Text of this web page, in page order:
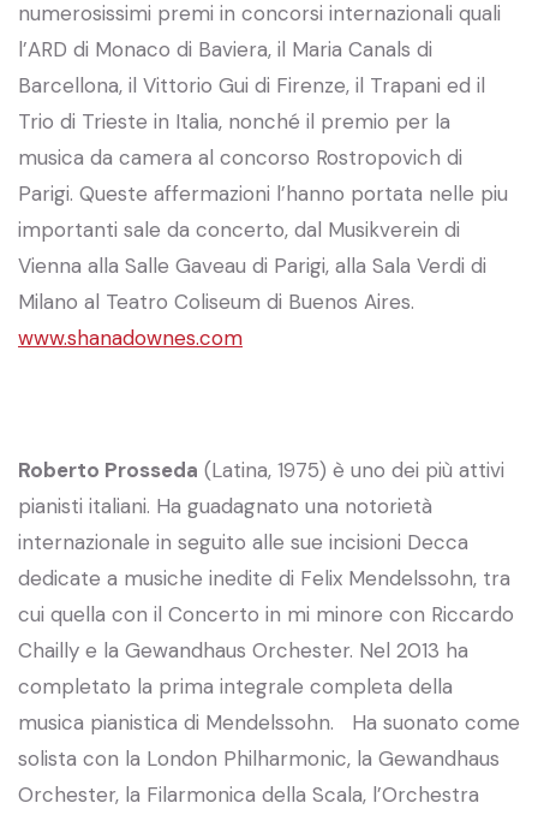
numerosissimi premi in concorsi internazionali quali
l’ARD di Monaco di Baviera, il Maria Canals di
Barcellona, il Vittorio Gui di Firenze, il Trapani ed il
Trio di Trieste in Italia, nonché il premio per la
musica da camera al concorso Rostropovich di
Parigi. Queste affermazioni l’hanno portata nelle piu
importanti sale da concerto, dal Musikverein di
Vienna alla Salle Gaveau di Parigi, alla Sala Verdi di
Milano al Teatro Coliseum di Buenos Aires.
www.shanadownes.com
Roberto Prosseda (Latina, 1975) è uno dei più attivi
pianisti italiani. Ha guadagnato una notorietà
internazionale in seguito alle sue incisioni Decca
dedicate a musiche inedite di Felix Mendelssohn, tra
cui quella con il Concerto in mi minore con Riccardo
Chailly e la Gewandhaus Orchester. Nel 2013 ha
completato la prima integrale completa della
musica pianistica di Mendelssohn. Ha suonato come
solista con la London Philharmonic, la Gewandhaus
Orchester, la Filarmonica della Scala, l’Orchestra